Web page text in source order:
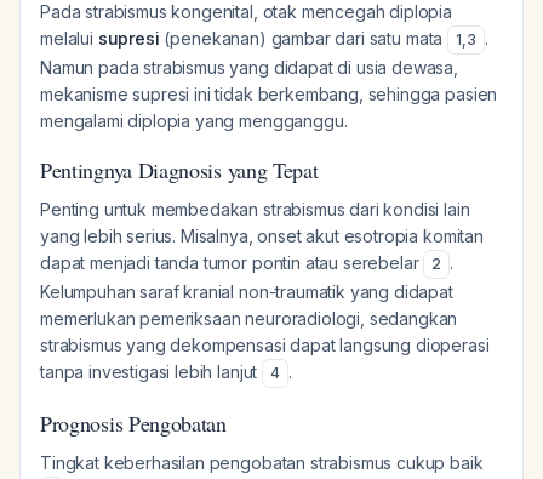
Pada strabismus kongenital, otak mencegah diplopia
melalui supresi (penekanan) gambar dari satu mata 1,3 .
Namun pada strabismus yang didapat di usia dewasa,
mekanisme supresi ini tidak berkembang, sehingga pasien
mengalami diplopia yang mengganggu.
Pentingnya Diagnosis yang Tepat
Penting untuk membedakan strabismus dari kondisi lain
yang lebih serius. Misalnya, onset akut esotropia komitan
dapat menjadi tanda tumor pontin atau serebelar
2 .
Kelumpuhan saraf kranial non-traumatik yang didapat
memerlukan pemeriksaan neuroradiologi, sedangkan
strabismus yang dekompensasi dapat langsung dioperasi
tanpa investigasi lebih lanjut
4 .
Prognosis Pengobatan
Tingkat keberhasilan pengobatan strabismus cukup baik